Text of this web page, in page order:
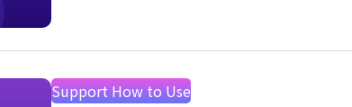
ELSA Speak –…
Support How to Use